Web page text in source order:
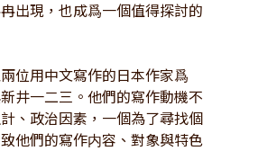
出現，也成爲一個值得探討的
位用中文寫作的日本作家爲
井一二三。他們的寫作動機不
、政治因素，一個為了尋找個
他們的寫作内容、對象與特色